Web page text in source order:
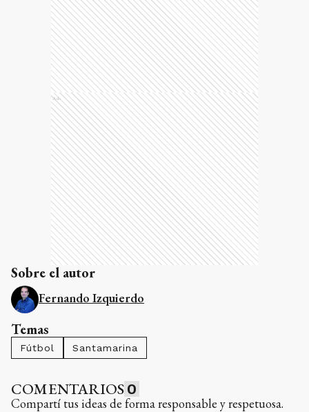
Ads
Sobre el autor
Fernando Izquierdo
Temas
Fútbol Santamarina
COMENTARIOS 0
Compartí tus ideas de forma responsable y respetuosa.